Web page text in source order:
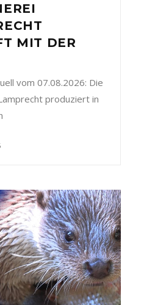
MIT DER
vom 07.08.2026: Die
produziert in